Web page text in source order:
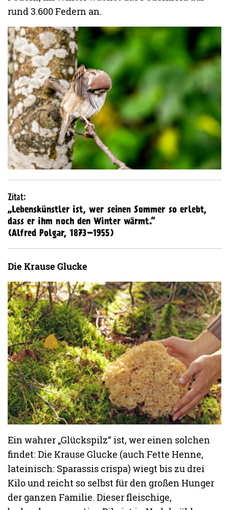
rund 3.600 Federn an.
Zitat:
„Lebenskünstler ist, wer seinen Sommer so erlebt,
dass er ihm noch den Winter wärmt.“
(Alfred Polgar, 1873–1955)
Die Krause Glucke
Ein wahrer „Glückspilz“ ist, wer einen solchen
findet: Die Krause Glucke (auch Fette Henne,
lateinisch: Sparassis crispa) wiegt bis zu drei
Kilo und reicht so selbst für den großen Hunger
der ganzen Familie. Dieser fleischige,